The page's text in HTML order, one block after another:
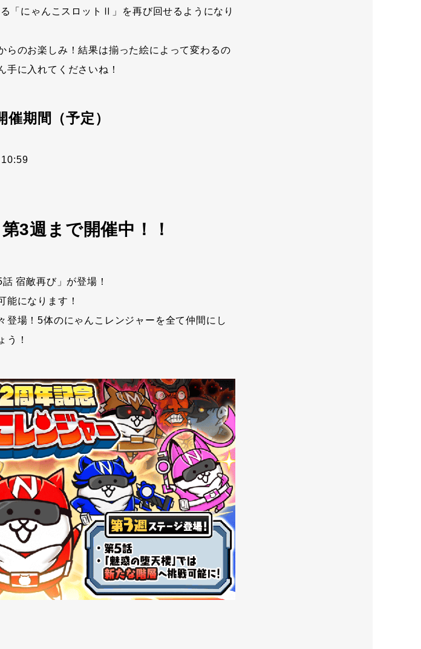
「にゃんこスロットⅡ」を再び回せるようになり
らのお楽しみ！結果は揃った絵によって変わるの
手に入れてくださいね！
期間（予定）
3週まで開催中！！
宿敵再び」が登場！
能になります！
登場！5体のにゃんこレンジャーを全て仲間にし
う！